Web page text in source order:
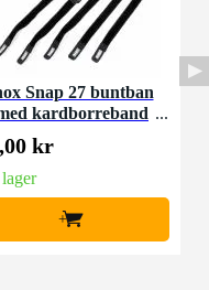
Snap 27 buntban
kardborreband
kr
+